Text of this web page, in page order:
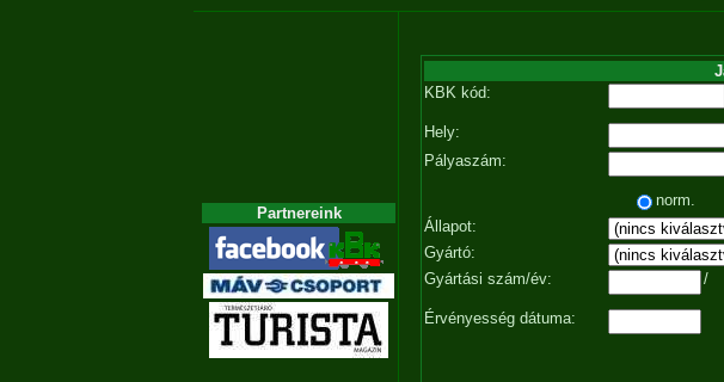
Partnereink
KBK kód:
Hely:
Pályaszám:
norm.
Állapot:
Gyártó:
Gyártási szám/év:
/
Érvényesség dátuma: